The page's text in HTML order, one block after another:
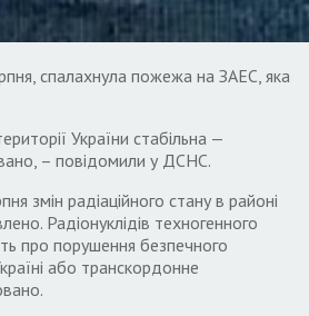
спалахнула пожежа на ЗАЕС, яка
України стабільна —
– повідомили у ДСНС.
змін радіаційного стану в районі
Радіонуклідів техногенного
про порушення безпечного
або транскордонне